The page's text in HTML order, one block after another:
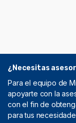
¿Necesitas
Para el equipo de
apoyarte con la
con el fin de
para tus